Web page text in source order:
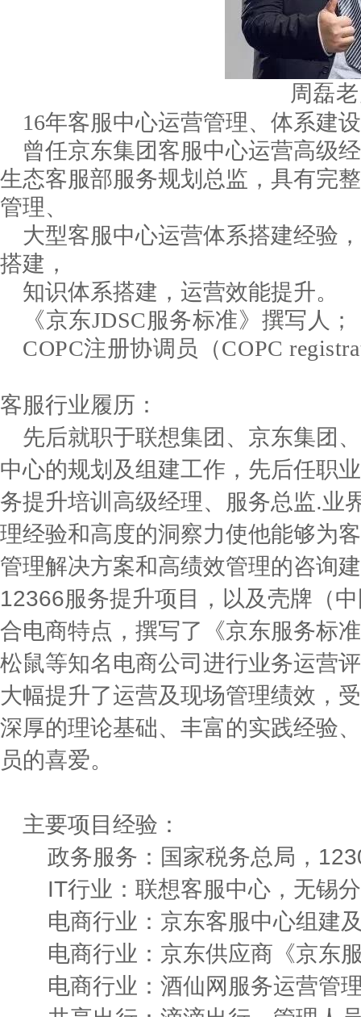
周磊
16年客服中心运营管理、体系建
曾任京东集团客服中心运营高级
生态客服部服务规划总监，具有完
管理、
大型客服中心运营体系搭建经验
搭建，
知识体系搭建，运营效能提升。
《京东JDSC服务标准》撰写人；
COPC注册协调员（COPC
客服行业履历：
先后就职于联想集团、京东集团
中心的规划及组建工作，先后任职
务提升培训高级经理、服务总监.业
理经验和高度的洞察力使他能够为
管理解决方案和高绩效管理的咨询
12366服务提升项目，以及壳牌（
合电商特点，撰写了《京东服务标
松鼠等知名电商公司进行业务运营
大幅提升了运营及现场管理绩效，
深厚的理论基础、丰富的实践经验
员的喜爱。
主要项目经验：
政务服务：国家税务总局，
IT行业：联想客服中心，无锡
电商行业：京东客服中心组建
电商行业：京东供应商《京东
电商行业：酒仙网服务运营管